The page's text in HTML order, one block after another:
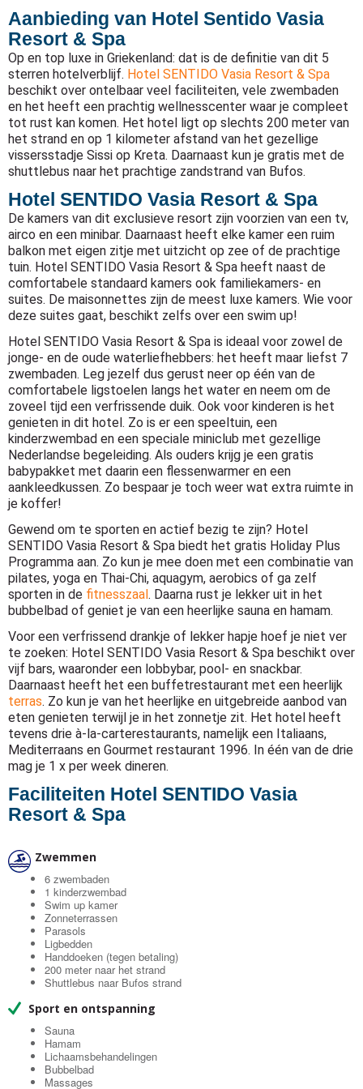
Aanbieding van Hotel Sentido Vasia
Resort & Spa
Op en top luxe in Griekenland: dat is de definitie van dit 5
sterren hotelverblijf. Hotel SENTIDO Vasia Resort & Spa
beschikt over ontelbaar veel faciliteiten, vele zwembaden
en het heeft een prachtig wellnesscenter waar je compleet
tot rust kan komen. Het hotel ligt op slechts 200 meter van
het strand en op 1 kilometer afstand van het gezellige
vissersstadje Sissi op Kreta. Daarnaast kun je gratis met de
shuttlebus naar het prachtige zandstrand van Bufos.
Hotel SENTIDO Vasia Resort & Spa
De kamers van dit exclusieve resort zijn voorzien van een tv,
airco en een minibar. Daarnaast heeft elke kamer een ruim
balkon met eigen zitje met uitzicht op zee of de prachtige
tuin. Hotel SENTIDO Vasia Resort & Spa heeft naast de
comfortabele standaard kamers ook familiekamers- en
suites. De maisonnettes zijn de meest luxe kamers. Wie voor
deze suites gaat, beschikt zelfs over een swim up!
Hotel SENTIDO Vasia Resort & Spa is ideaal voor zowel de
jonge- en de oude waterliefhebbers: het heeft maar liefst 7
zwembaden. Leg jezelf dus gerust neer op één van de
comfortabele ligstoelen langs het water en neem om de
zoveel tijd een verfrissende duik. Ook voor kinderen is het
genieten in dit hotel. Zo is er een speeltuin, een
kinderzwembad en een speciale miniclub met gezellige
Nederlandse begeleiding. Als ouders krijg je een gratis
babypakket met daarin een flessenwarmer en een
aankleedkussen. Zo bespaar je toch weer wat extra ruimte in
je koffer!
Gewend om te sporten en actief bezig te zijn? Hotel
SENTIDO Vasia Resort & Spa biedt het gratis Holiday Plus
Programma aan. Zo kun je mee doen met een combinatie van
pilates, yoga en Thai-Chi, aquagym, aerobics of ga zelf
sporten in de fitnesszaal . Daarna rust je lekker uit in het
bubbelbad of geniet je van een heerlijke sauna en hamam.
Voor een verfrissend drankje of lekker hapje hoef je niet ver
te zoeken: Hotel SENTIDO Vasia Resort & Spa beschikt over
vijf bars, waaronder een lobbybar, pool- en snackbar.
Daarnaast heeft het een buffetrestaurant met een heerlijk
terras. Zo kun je van het heerlijke en uitgebreide aanbod van
eten genieten terwijl je in het zonnetje zit. Het hotel heeft
tevens drie à-la-carterestaurants, namelijk een Italiaans,
Mediterraans en Gourmet restaurant 1996. In één van de drie
mag je 1 x per week dineren.
Faciliteiten Hotel SENTIDO Vasia
Resort & Spa
Zwemmen
6 zwembaden
1 kinderzwembad
Swim up kamer
Zonneterrassen
Parasols
Ligbedden
Handdoeken (tegen betaling)
200 meter naar het strand
Shuttlebus naar Bufos strand
Sport en ontspanning
Sauna
Hamam
Lichaamsbehandelingen
Bubbelbad
Massages